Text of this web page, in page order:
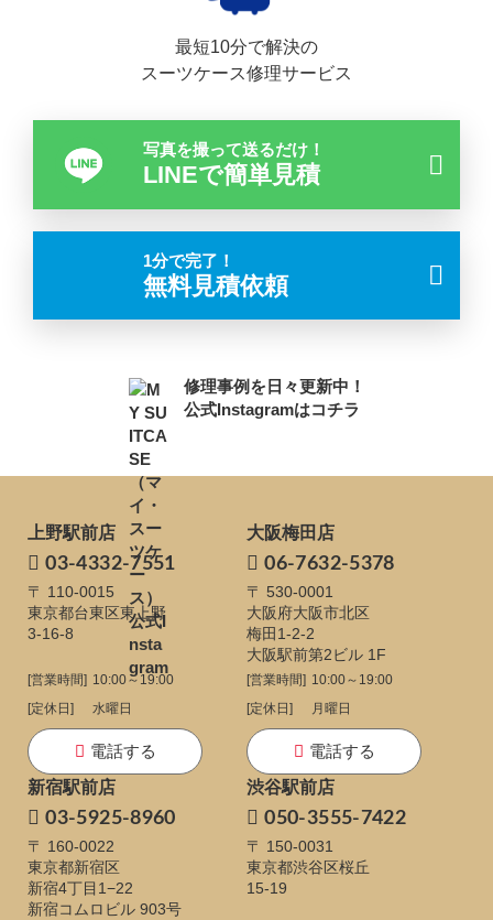
最短10分で解決の
スーツケース修理サービス
写真を撮って送るだけ！
LINEで簡単見積
1分で完了！
無料見積依頼
修理事例を日々更新中！
公式Instagramはコチラ
上野駅前店
03-4332-7551
〒 110-0015
東京都台東区東上野
3-16-8
[営業時間] 10:00～19:00
[定休日]
水曜日
電話する
大阪梅田店
06-7632-5378
〒 530-0001
大阪府大阪市北区
梅田1-2-2
大阪駅前第2ビル 1F
[営業時間] 10:00～19:00
[定休日]
月曜日
電話する
新宿駅前店
03-5925-8960
〒 160-0022
東京都新宿区
新宿4丁目1−22
新宿コムロビル 903号
渋谷駅前店
050-3555-7422
〒 150-0031
東京都渋谷区桜丘
15-19